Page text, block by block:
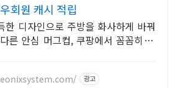
회원 캐시 적립
한 디자인으로 주방을 화사하게 바꿔
른 안심 머그컵, 쿠팡에서 꼼꼼히 확
광고